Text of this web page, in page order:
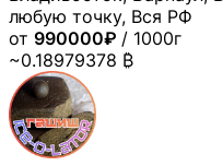
любую точку, Вся РФ
от 990000₽ / 1000г
~0.18979378 ₿